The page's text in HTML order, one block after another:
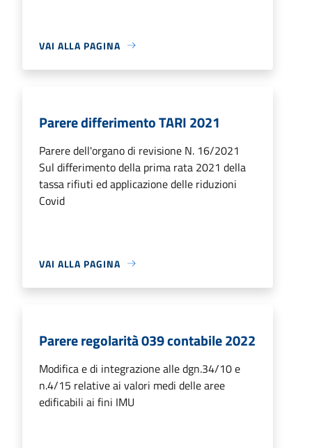
VAI ALLA PAGINA
Parere differimento TARI 2021
Parere dell'organo di revisione N. 16/2021
Sul differimento della prima rata 2021 della
tassa rifiuti ed applicazione delle riduzioni
Covid
VAI ALLA PAGINA
Parere regolarità 039 contabile 2022
Modifica e di integrazione alle dgn.34/10 e
n.4/15 relative ai valori medi delle aree
edificabili ai fini IMU